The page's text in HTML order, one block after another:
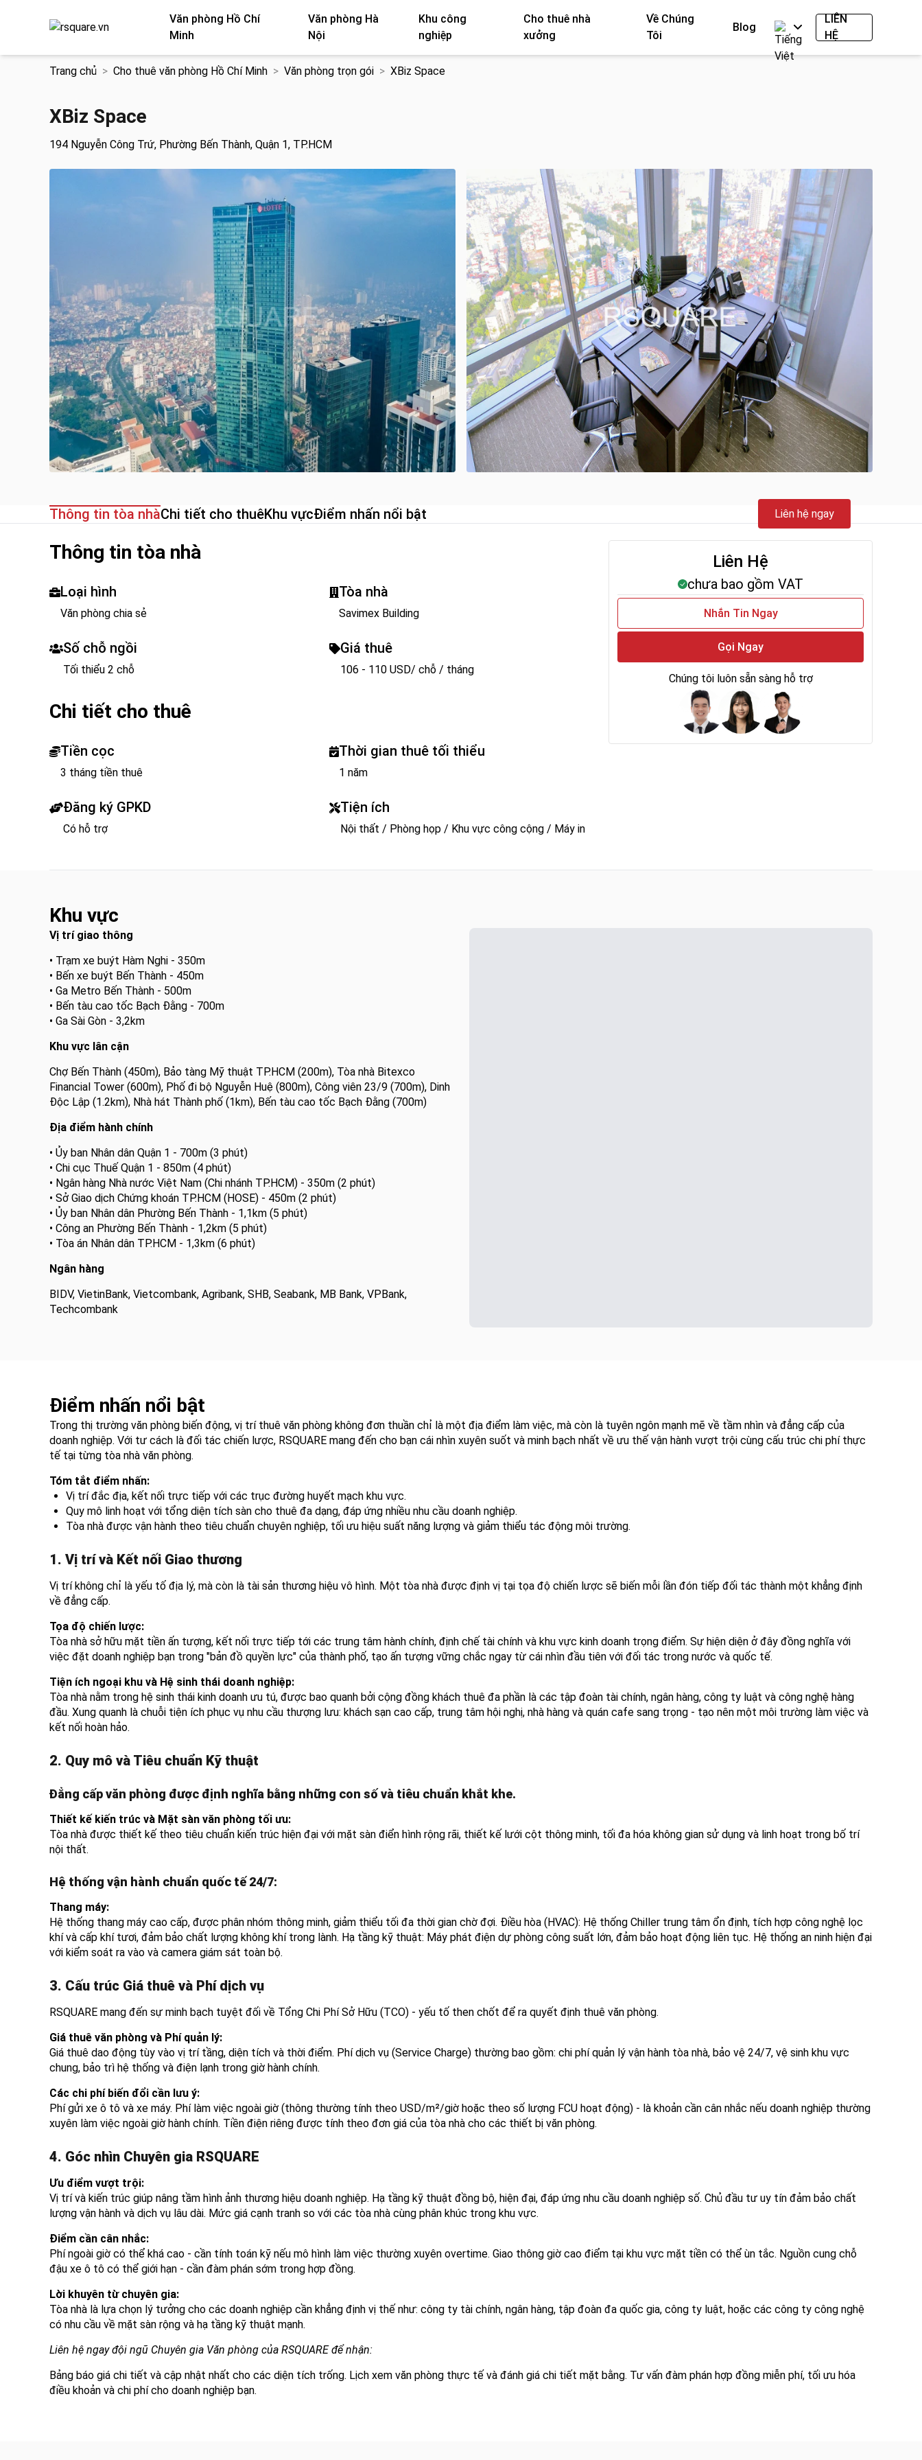
Văn phòng Hồ Chí
Minh
Văn phòng Hà
Nội
Khu công
nghiệp
Cho thuê nhà
xưởng
Về Chúng
Tôi
Blog
LIÊN
HỆ
Trang chủ Cho thuê văn phòng Hồ Chí Minh Văn phòng trọn gói XBiz Space
XBiz Space
194 Nguyễn Công Trứ, Phường Bến Thành, Quận 1, TP.HCM
Thông tin tòa nhàChi tiết cho thuêKhu vựcĐiểm nhấn nổi bật Liên hệ ngay
Thông tin tòa nhà
Loại hình
Văn phòng chia sẻ
Tòa nhà
Savimex Building
Số chỗ ngồi
Tối thiểu 2 chỗ
Giá thuê
106 - 110 USD/ chỗ / tháng
Chi tiết cho thuê
Tiền cọc
3 tháng tiền thuê
Thời gian thuê tối thiểu
1 năm
Đăng ký GPKD
Có hỗ trợ
Tiện ích
Nội thất / Phòng họp / Khu vực công cộng / Máy in
Liên Hệ
chưa bao gồm VAT
Nhắn Tin Ngay
Gọi Ngay
Chúng tôi luôn sẵn sàng hỗ trợ
Khu vực
Vị trí giao thông
• Trạm xe buýt Hàm Nghi - 350m
• Bến xe buýt Bến Thành - 450m
• Ga Metro Bến Thành - 500m
• Bến tàu cao tốc Bạch Đằng - 700m
• Ga Sài Gòn - 3,2km
Khu vực lân cận
Chợ Bến Thành (450m), Bảo tàng Mỹ thuật TP.HCM (200m), Tòa nhà Bitexco
Financial Tower (600m), Phố đi bộ Nguyễn Huệ (800m), Công viên 23/9 (700m), Dinh
Độc Lập (1.2km), Nhà hát Thành phố (1km), Bến tàu cao tốc Bạch Đằng (700m)
Địa điểm hành chính
• Ủy ban Nhân dân Quận 1 - 700m (3 phút)
• Chi cục Thuế Quận 1 - 850m (4 phút)
• Ngân hàng Nhà nước Việt Nam (Chi nhánh TP.HCM) - 350m (2 phút)
• Sở Giao dịch Chứng khoán TP.HCM (HOSE) - 450m (2 phút)
• Ủy ban Nhân dân Phường Bến Thành - 1,1km (5 phút)
• Công an Phường Bến Thành - 1,2km (5 phút)
• Tòa án Nhân dân TP.HCM - 1,3km (6 phút)
Ngân hàng
BIDV, VietinBank, Vietcombank, Agribank, SHB, Seabank, MB Bank, VPBank,
Techcombank
Điểm nhấn nổi bật
Trong thị trường văn phòng biến động, vị trí thuê văn phòng không đơn thuần chỉ là một địa điểm làm việc, mà còn là tuyên ngôn mạnh mẽ về tầm nhìn và đẳng cấp của
doanh nghiệp. Với tư cách là đối tác chiến lược, RSQUARE mang đến cho bạn cái nhìn xuyên suốt và minh bạch nhất về ưu thế vận hành vượt trội cùng cấu trúc chi phí thực
tế tại từng tòa nhà văn phòng.
Tóm tắt điểm nhấn:
Vị trí đắc địa, kết nối trực tiếp với các trục đường huyết mạch khu vực.
Quy mô linh hoạt với tổng diện tích sàn cho thuê đa dạng, đáp ứng nhiều nhu cầu doanh nghiệp.
Tòa nhà được vận hành theo tiêu chuẩn chuyên nghiệp, tối ưu hiệu suất năng lượng và giảm thiểu tác động môi trường.
1. Vị trí và Kết nối Giao thương
Vị trí không chỉ là yếu tố địa lý, mà còn là tài sản thương hiệu vô hình. Một tòa nhà được định vị tại tọa độ chiến lược sẽ biến mỗi lần đón tiếp đối tác thành một khẳng định
về đẳng cấp.
Tọa độ chiến lược:
Tòa nhà sở hữu mặt tiền ấn tượng, kết nối trực tiếp tới các trung tâm hành chính, định chế tài chính và khu vực kinh doanh trọng điểm. Sự hiện diện ở đây đồng nghĩa với
việc đặt doanh nghiệp bạn trong "bản đồ quyền lực" của thành phố, tạo ấn tượng vững chắc ngay từ cái nhìn đầu tiên với đối tác trong nước và quốc tế.
Tiện ích ngoại khu và Hệ sinh thái doanh nghiệp:
Tòa nhà nằm trong hệ sinh thái kinh doanh ưu tú, được bao quanh bởi cộng đồng khách thuê đa phần là các tập đoàn tài chính, ngân hàng, công ty luật và công nghệ hàng
đầu. Xung quanh là chuỗi tiện ích phục vụ nhu cầu thượng lưu: khách sạn cao cấp, trung tâm hội nghị, nhà hàng và quán cafe sang trọng - tạo nên một môi trường làm việc và
kết nối hoàn hảo.
2. Quy mô và Tiêu chuẩn Kỹ thuật
Đẳng cấp văn phòng được định nghĩa bằng những con số và tiêu chuẩn khắt khe.
Thiết kế kiến trúc và Mặt sàn văn phòng tối ưu:
Tòa nhà được thiết kế theo tiêu chuẩn kiến trúc hiện đại với mặt sàn điển hình rộng rãi, thiết kế lưới cột thông minh, tối đa hóa không gian sử dụng và linh hoạt trong bố trí
nội thất.
Hệ thống vận hành chuẩn quốc tế 24/7:
Thang máy:
Hệ thống thang máy cao cấp, được phân nhóm thông minh, giảm thiểu tối đa thời gian chờ đợi. Điều hòa (HVAC): Hệ thống Chiller trung tâm ổn định, tích hợp công nghệ lọc
khí và cấp khí tươi, đảm bảo chất lượng không khí trong lành. Hạ tầng kỹ thuật: Máy phát điện dự phòng công suất lớn, đảm bảo hoạt động liên tục. Hệ thống an ninh hiện đại
với kiểm soát ra vào và camera giám sát toàn bộ.
3. Cấu trúc Giá thuê và Phí dịch vụ
RSQUARE mang đến sự minh bạch tuyệt đối về Tổng Chi Phí Sở Hữu (TCO) - yếu tố then chốt để ra quyết định thuê văn phòng.
Giá thuê văn phòng và Phí quản lý:
Giá thuê dao động tùy vào vị trí tầng, diện tích và thời điểm. Phí dịch vụ (Service Charge) thường bao gồm: chi phí quản lý vận hành tòa nhà, bảo vệ 24/7, vệ sinh khu vực
chung, bảo trì hệ thống và điện lạnh trong giờ hành chính.
Các chi phí biến đổi cần lưu ý:
Phí gửi xe ô tô và xe máy. Phí làm việc ngoài giờ (thông thường tính theo USD/m²/giờ hoặc theo số lượng FCU hoạt động) - là khoản cần cân nhắc nếu doanh nghiệp thường
xuyên làm việc ngoài giờ hành chính. Tiền điện riêng được tính theo đơn giá của tòa nhà cho các thiết bị văn phòng.
4. Góc nhìn Chuyên gia RSQUARE
Ưu điểm vượt trội:
Vị trí và kiến trúc giúp nâng tầm hình ảnh thương hiệu doanh nghiệp. Hạ tầng kỹ thuật đồng bộ, hiện đại, đáp ứng nhu cầu doanh nghiệp số. Chủ đầu tư uy tín đảm bảo chất
lượng vận hành và dịch vụ lâu dài. Mức giá cạnh tranh so với các tòa nhà cùng phân khúc trong khu vực.
Điểm cần cân nhắc:
Phí ngoài giờ có thể khá cao - cần tính toán kỹ nếu mô hình làm việc thường xuyên overtime. Giao thông giờ cao điểm tại khu vực mặt tiền có thể ùn tắc. Nguồn cung chỗ
đậu xe ô tô có thể giới hạn - cần đàm phán sớm trong hợp đồng.
Lời khuyên từ chuyên gia:
Tòa nhà là lựa chọn lý tưởng cho các doanh nghiệp cần khẳng định vị thế như: công ty tài chính, ngân hàng, tập đoàn đa quốc gia, công ty luật, hoặc các công ty công nghệ
có nhu cầu về mặt sàn rộng và hạ tầng kỹ thuật mạnh.
Liên hệ ngay đội ngũ Chuyên gia Văn phòng của RSQUARE để nhận:
Bảng báo giá chi tiết và cập nhật nhất cho các diện tích trống. Lịch xem văn phòng thực tế và đánh giá chi tiết mặt bằng. Tư vấn đàm phán hợp đồng miễn phí, tối ưu hóa
điều khoản và chi phí cho doanh nghiệp bạn.